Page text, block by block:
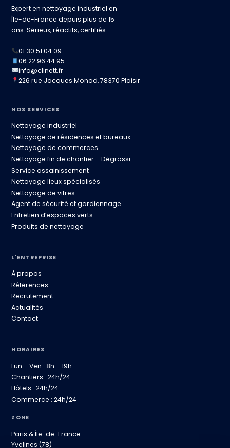
Expert en nettoyage industriel en
Île-de-France depuis plus de 15
ans. Sérieux, réactifs, certifiés.
01 30 51 04 09
06 22 96 44 95
info@clinett.fr
226 rue Jacques Monod, 78370 Plaisir
NOS SERVICES
Nettoyage industriel
Nettoyage de résidences et bureaux
Nettoyage de commerces
Nettoyage fin de chantier – Dégrossi
Service assainissement
Nettoyage lieux spécialisés
Nettoyage de vitres
Agent de sécurité et gardiennage
Entretien d’espaces verts
Produits de nettoyage
L'ENTREPRISE
À propos
Références
Recrutement
Actualités
Contact
HORAIRES
Lun – Ven : 8h – 19h
Chantiers : 24h/24
Hôtels : 24h/24
Commerce : 24h/24
ZONE
Paris & Île-de-France
Yvelines (78)